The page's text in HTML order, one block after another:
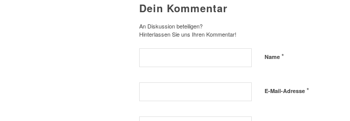
Dein Kommentar
An Diskussion beteiligen?
Hinterlassen Sie uns Ihren Kommentar!
Name *
E-Mail-Adresse *